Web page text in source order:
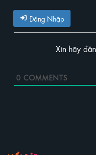
Đăng Nhập
Xin hãy
0 COMMENTS